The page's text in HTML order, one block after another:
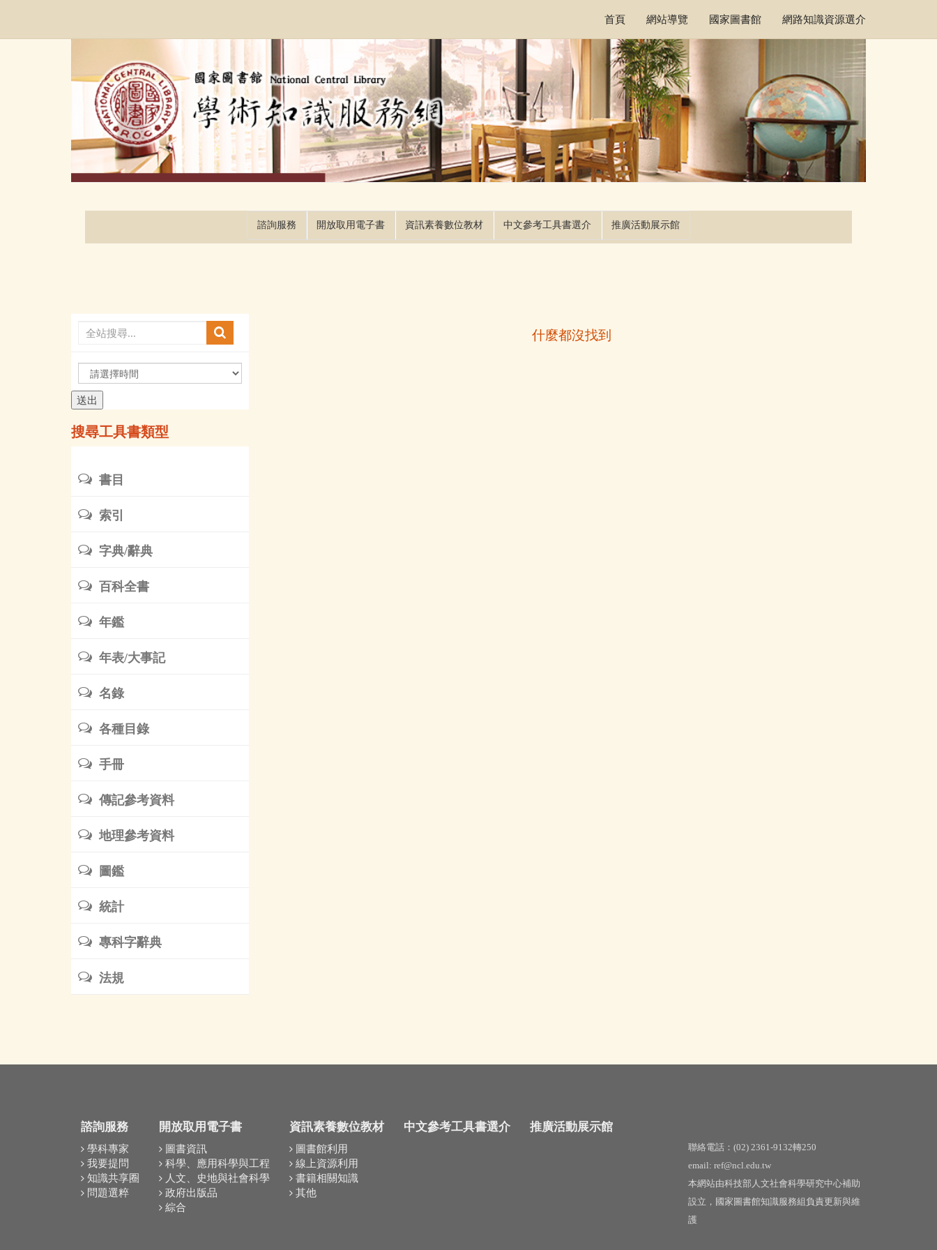
首頁
網站導覽 國家圖書館 網路知識資源選介
諮詢服務 開放取用電子書 資訊素養數位教材 中文參考工具書選介 推廣活動展示館
選
擇
時
間
搜尋工具書類型
書目
索引
字典/辭典
百科全書
年鑑
年表/大事記
名錄
各種目錄
手冊
傳記參考資料
地理參考資料
圖鑑
統計
專科字辭典
法規
什麼都沒找到
諮詢服務
學科專家
我要提問
知識共享圈
問題選粹
開放取用電子書
圖書資訊
科學、應用科學與工程
人文、史地與社會科學
政府出版品
綜合
資訊素養數位教材
圖書館利用
線上資源利用
書籍相關知識
其他
中文參考工具書選介 推廣活動展示館
聯絡電話：(02) 2361-9132轉250
email: ref@ncl.edu.tw
本網站由科技部人文社會科學研究中心補助
設立，國家圖書館知識服務組負責更新與維
護